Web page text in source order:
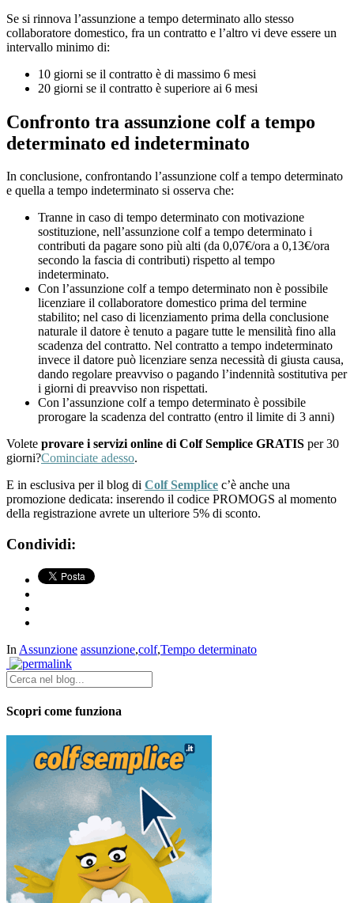
Se si rinnova l’assunzione a tempo determinato allo stesso
collaboratore domestico, fra un contratto e l’altro vi deve essere un
intervallo minimo di:
10 giorni se il contratto è di massimo 6 mesi
20 giorni se il contratto è superiore ai 6 mesi
Confronto tra assunzione colf a tempo
determinato ed indeterminato
In conclusione, confrontando l’assunzione colf a tempo determinato
e quella a tempo indeterminato si osserva che:
Tranne in caso di tempo determinato con motivazione
sostituzione, nell’assunzione colf a tempo determinato i
contributi da pagare sono più alti (da 0,07€/ora a 0,13€/ora
secondo la fascia di contributi) rispetto al tempo
indeterminato.
Con l’assunzione colf a tempo determinato non è possibile
licenziare il collaboratore domestico prima del termine
stabilito; nel caso di licenziamento prima della conclusione
naturale il datore è tenuto a pagare tutte le mensilità fino alla
scadenza del contratto. Nel contratto a tempo indeterminato
invece il datore può licenziare senza necessità di giusta causa,
dando regolare preavviso o pagando l’indennità sostitutiva per
i giorni di preavviso non rispettati.
Con l’assunzione colf a tempo determinato è possibile
prorogare la scadenza del contratto (entro il limite di 3 anni)
Volete provare i servizi online di Colf Semplice GRATIS per 30
giorni?Cominciate adesso.
E in esclusiva per il blog di Colf Semplice c’è anche una
promozione dedicata: inserendo il codice PROMOGS al momento
della registrazione avrete un ulteriore 5% di sconto.
Condividi:
In Assunzione assunzione,colf,Tempo determinato
Scopri come funziona